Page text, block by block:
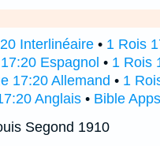
Interlinéaire • 1 Rois
Espagnol • 1 Rois
17:20 Allemand • 1
Anglais • Bible Apps
Segond 1910